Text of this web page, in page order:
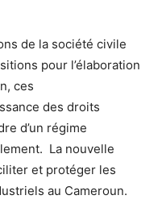
de la société civile
pour l’élaboration
ces
des droits
d’un régime
La nouvelle
et protéger les
au Cameroun.